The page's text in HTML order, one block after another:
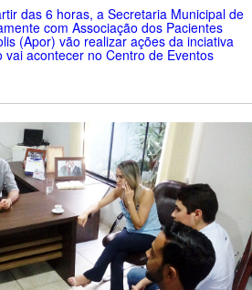
das 6 horas, a Secretaria Municipal de
com Associação dos Pacientes
(Apor) vão realizar ações da inciativa
vai acontecer no Centro de Eventos